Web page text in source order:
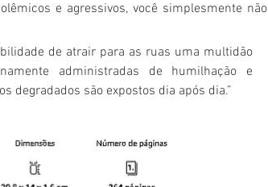
e agressivos, você simplesmente não
de atrair para as ruas uma multidão
administradas de humilhação e
degradados são expostos dia após dia.”